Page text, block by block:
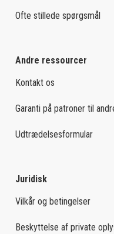
Ofte stillede spørgsmål
Andre ressourcer
Kontakt os
Garanti på patroner til
Udtrædelsesformular
Juridisk
Vilkår og betingelser
Beskyttelse af private